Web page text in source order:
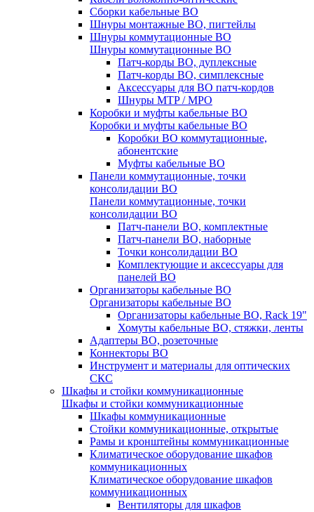
Сборки кабельные ВО
Шнуры монтажные ВО, пигтейлы
Шнуры коммутационные ВО
Шнуры коммутационные ВО
Патч-корды ВО, дуплексные
Патч-корды ВО, симплексные
Аксессуары для ВО патч-кордов
Шнуры MTP / MPO
Коробки и муфты кабельные ВО
Коробки и муфты кабельные ВО
Коробки ВО коммутационные,
абонентские
Муфты кабельные ВО
Панели коммутационные, точки
консолидации ВО
Панели коммутационные, точки
консолидации ВО
Патч-панели ВО, комплектные
Патч-панели ВО, наборные
Точки консолидации ВО
Комплектующие и аксессуары для
панелей ВО
Организаторы кабельные ВО
Организаторы кабельные ВО
Организаторы кабельные ВО, Rack 19"
Хомуты кабельные ВО, стяжки, ленты
Адаптеры ВО, розеточные
Коннекторы ВО
Инструмент и материалы для оптических
СКС
Шкафы и стойки коммуникационные
Шкафы и стойки коммуникационные
Шкафы коммуникационные
Стойки коммуникационные, открытые
Рамы и кронштейны коммуникационные
Климатическое оборудование шкафов
коммуникационных
Климатическое оборудование шкафов
коммуникационных
Вентиляторы для шкафов